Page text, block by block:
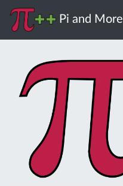
Pi and More